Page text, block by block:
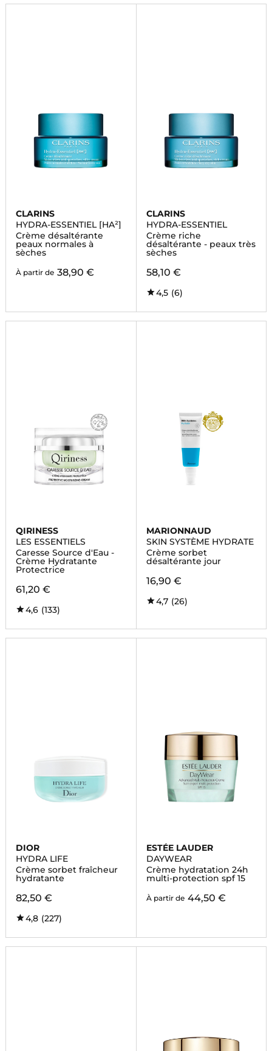
CLARINS
HYDRA-ESSENTIEL [HA²]
Crème désaltérante
peaux normales à
sèches
À partir de 38,90 €
CLARINS
HYDRA-ESSENTIEL
Crème riche
désaltérante - peaux très
sèches
58,10 €
4,5 (6)
QIRINESS
LES ESSENTIELS
Caresse Source d'Eau -
Crème Hydratante
Protectrice
61,20 €
4,6 (133)
MARIONNAUD
SKIN SYSTÈME HYDRATE
Crème sorbet
désaltérante jour
16,90 €
4,7 (26)
DIOR
HYDRA LIFE
Crème sorbet fraîcheur
hydratante
82,50 €
4,8 (227)
ESTÉE LAUDER
DAYWEAR
Crème hydratation 24h
multi-protection spf 15
À partir de 44,50 €